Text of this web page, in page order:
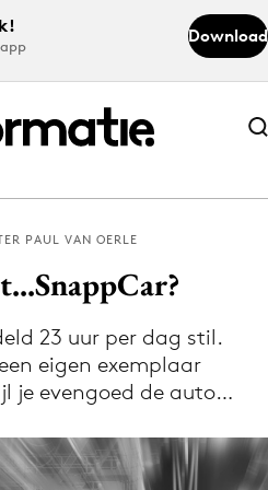
Download
Abonneer nu
Abonneer nu
de app
via de Adformatie
app
PAUL VAN OERLE
23 uur per dag stil.
eigen exemplaar
je evengoed de auto…